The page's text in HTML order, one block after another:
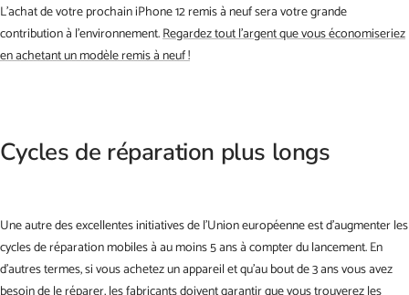
L'achat de votre prochain iPhone 12 remis à neuf sera votre grande
contribution à l'environnement.Regardez tout l'argent que vous économiseriez
en achetant un modèle remis à neuf !
Cycles de réparation plus longs
Une autre des excellentes initiatives de l'Union européenne est d'augmenter les
cycles de réparation mobiles à au moins 5 ans à compter du lancement. En
d'autres termes, si vous achetez un appareil et qu'au bout de 3 ans vous avez